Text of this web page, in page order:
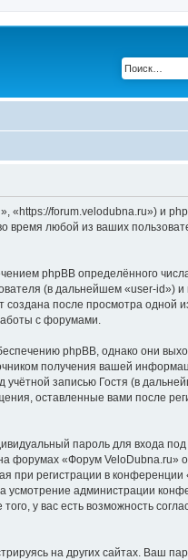
«https://forum.velodubna.ru») и
любой из ваших
phpBB определённого
(в дальнейшем «user-id»)
после просмотра одной
с форумами.
phpBB, однако они
получения вашей
записью Гостя (в
оставленные вами после
пароль для входа
форумах «Форум VeloDubna.ru»
регистрации в конференции
усмотрение администрации
у вас есть возможность
на других сайтах. Ваш